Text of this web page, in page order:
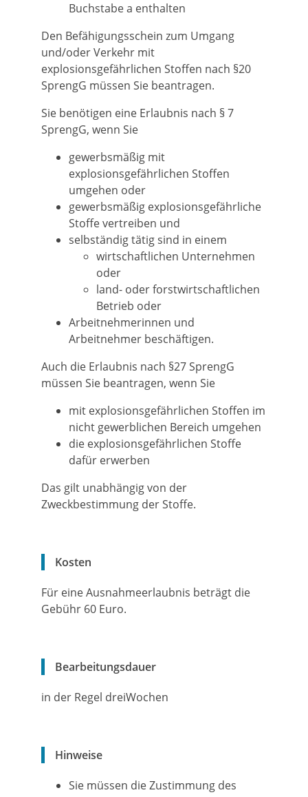
Buchstabe a enthalten
Den Befähigungsschein zum Umgang
und/oder Verkehr mit
explosionsgefährlichen Stoffen nach §20
SprengG müssen Sie beantragen.
Sie benötigen eine Erlaubnis nach § 7
SprengG, wenn Sie
gewerbsmäßig mit
explosionsgefährlichen Stoffen
umgehen oder
gewerbsmäßig explosionsgefährliche
Stoffe vertreiben und
selbständig tätig sind in einem
wirtschaftlichen Unternehmen
oder
land- oder forstwirtschaftlichen
Betrieb oder
Arbeitnehmerinnen und
Arbeitnehmer beschäftigen.
Auch die Erlaubnis nach §27 SprengG
müssen Sie beantragen, wenn Sie
mit explosionsgefährlichen Stoffen im
nicht gewerblichen Bereich umgehen
die explosionsgefährlichen Stoffe
dafür erwerben
Das gilt unabhängig von der
Zweckbestimmung der Stoffe.
Kosten
Für eine Ausnahmeerlaubnis beträgt die
Gebühr 60 Euro.
Bearbeitungsdauer
in der Regel dreiWochen
Hinweise
Sie müssen die Zustimmung des